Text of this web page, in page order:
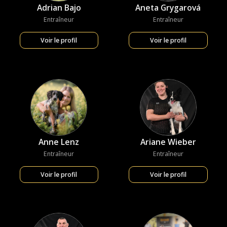
Adrian Bajo
Entraîneur
Voir le profil
Aneta Grygarová
Entraîneur
Voir le profil
Anne Lenz
Entraîneur
Voir le profil
Ariane Wieber
Entraîneur
Voir le profil